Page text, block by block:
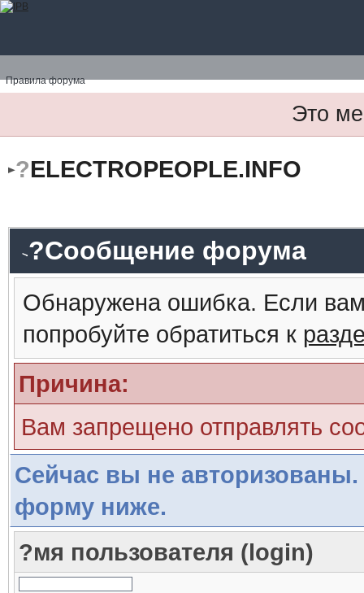
Правила форума
Это
?ELECTROPEOPLE.INFO
?Сообщение форума
Обнаружена ошибка. Если
попробуйте обратиться к
Причина:
Вам запрещено отправлять
Сейчас вы не авторизованы.
форму ниже.
?мя пользователя (login)